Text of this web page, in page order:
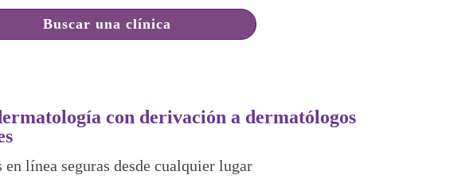
Buscar una clínica
con derivación a dermatólogos
en línea seguras desde cualquier lugar